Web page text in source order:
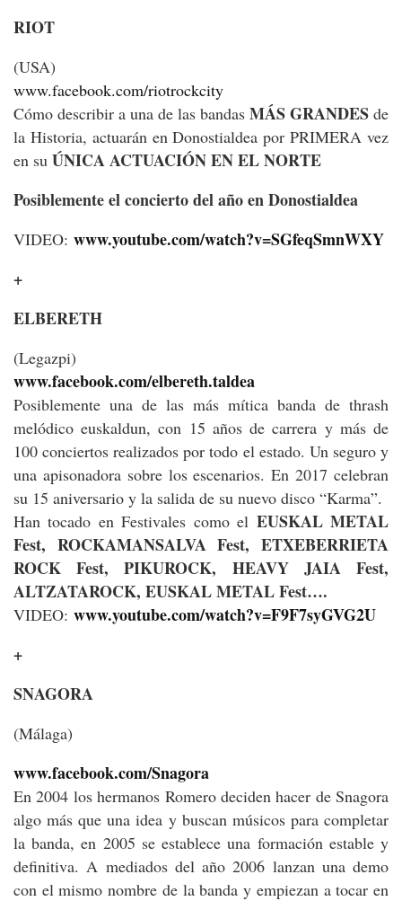
RIOT
(USA)
www.facebook.com/riotrockcity
Cómo describir a una de las bandas MÁS GRANDES de
la Historia, actuarán en Donostialdea por PRIMERA vez
en su ÚNICA ACTUACIÓN EN EL NORTE
Posiblemente el concierto del año en Donostialdea
VIDEO: www.youtube.com/watch?v=SGfeqSmnWXY
+
ELBERETH
(Legazpi)
www.facebook.com/elbereth.taldea
Posiblemente una de las más mítica banda de thrash
melódico euskaldun, con 15 años de carrera y más de
100 conciertos realizados por todo el estado. Un seguro y
una apisonadora sobre los escenarios. En 2017 celebran
su 15 aniversario y la salida de su nuevo disco “Karma”.
Han tocado en Festivales como el EUSKAL METAL
Fest, ROCKAMANSALVA Fest, ETXEBERRIETA
ROCK Fest, PIKUROCK, HEAVY JAIA Fest,
ALTZATAROCK, EUSKAL METAL Fest….
VIDEO: www.youtube.com/watch?v=F9F7syGVG2U
+
SNAGORA
(Málaga)
www.facebook.com/Snagora
En 2004 los hermanos Romero deciden hacer de Snagora
algo más que una idea y buscan músicos para completar
la banda, en 2005 se establece una formación estable y
definitiva. A mediados del año 2006 lanzan una demo
con el mismo nombre de la banda y empiezan a tocar en